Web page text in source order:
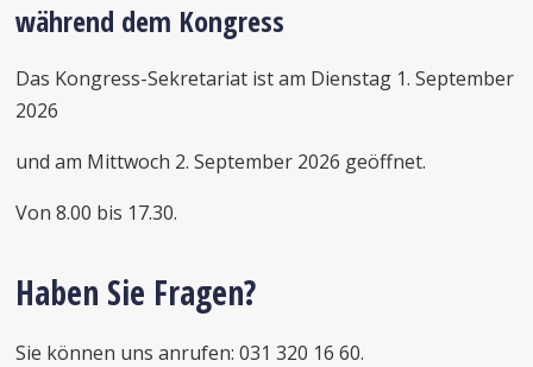
während dem Kongress
Das Kongress-Sekretariat ist am Dienstag 1. September
2026
und am Mittwoch 2. September 2026 geöffnet.
Von 8.00 bis 17.30.
Haben Sie Fragen?
Sie können uns anrufen: 031 320 16 60.